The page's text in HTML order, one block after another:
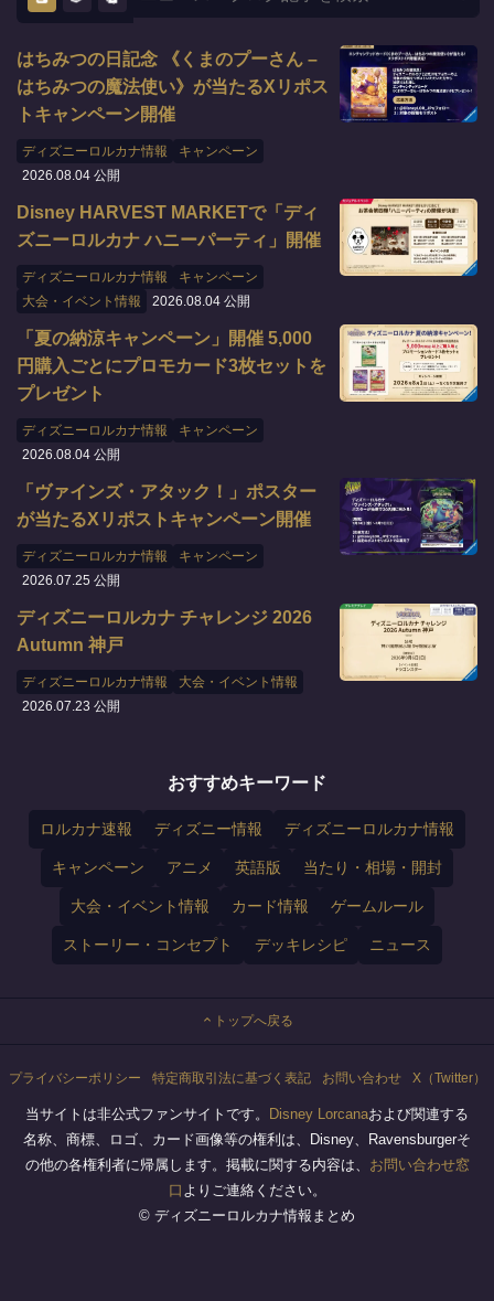
はちみつの日記念 《くまのプーさん –
はちみつの魔法使い》が当たるXリポス
トキャンペーン開催
ディズニーロルカナ情報
キャンペーン
2026.08.04 公開
Disney HARVEST MARKETで「ディ
ズニーロルカナ ハニーパーティ」開催
ディズニーロルカナ情報
キャンペーン
大会・イベント情報
2026.08.04 公開
「夏の納涼キャンペーン」開催 5,000
円購入ごとにプロモカード3枚セットを
プレゼント
ディズニーロルカナ情報
キャンペーン
2026.08.04 公開
「ヴァインズ・アタック！」ポスター
が当たるXリポストキャンペーン開催
ディズニーロルカナ情報
キャンペーン
2026.07.25 公開
ディズニーロルカナ チャレンジ 2026
Autumn 神戸
ディズニーロルカナ情報
大会・イベント情報
2026.07.23 公開
おすすめキーワード
ロルカナ速報 ディズニー情報 ディズニーロルカナ情報
キャンペーン アニメ 英語版 当たり・相場・開封
大会・イベント情報 カード情報 ゲームルール
ストーリー・コンセプト デッキレシピ ニュース
トップへ戻る
プライバシーポリシー 特定商取引法に基づく表記 お問い合わせ X（Twitter）
当サイトは非公式ファンサイトです。 Disney Lorcanaおよび関連する
名称、商標、ロゴ、カード画像等の権利は、Disney、Ravensburgerそ
の他の各権利者に帰属します。掲載に関する内容は、 お問い合わせ窓
口 よりご連絡ください。
© ディズニーロルカナ情報まとめ